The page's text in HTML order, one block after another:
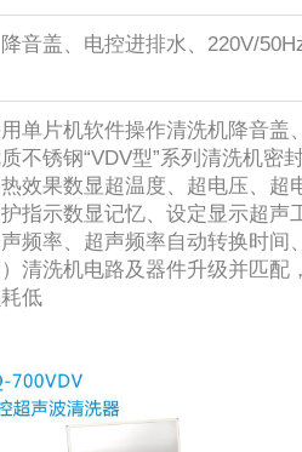
音盖、电控进排水、220V/
单片机软件操作清洗机降音盖
不锈钢“VDV型”系列清洗机密
效果数显超温度、超电压、超
指示数显记忆、设定显示超声
频率、超声频率自动转换时间
清洗机电路及器件升级并匹配
低